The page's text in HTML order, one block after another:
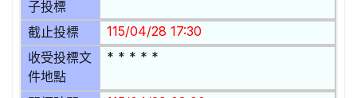
子投標
截止投標 115/04/28 17:30
收受投標文
件地點
* * * * *